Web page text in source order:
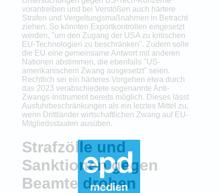
vorantreiben und bei Verstößen auch härtere
Strafen und Vergeltungsmaßnahmen in Betracht
ziehen. So könnten Exportkontrollen eingesetzt
werden, "um den Zugang der USA zu kritischen
EU-Technologien zu beschränken". Zudem solle
die EU eine gemeinsame Antwort mit anderen
Nationen abstimmen, die ebenfalls "US-
amerikanischem Zwang ausgesetzt" seien.
Rechtlich sei ein härteres Vorgehen etwa durch
das 2023 verabschiedete sogenannte Anti-
Zwangs-Instrument bereits möglich. Dieses lässt
Ausfuhrbeschränkungen als ein letztes Mittel zu,
wenn Drittländer wirtschaftlichen Zwang auf EU-
Mitgliedsstaaten ausüben.
Strafzölle und
Sanktionen gegen
Beamte drohen